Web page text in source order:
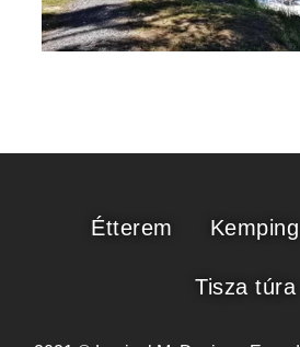
Étterem Kemping
Tisza túra